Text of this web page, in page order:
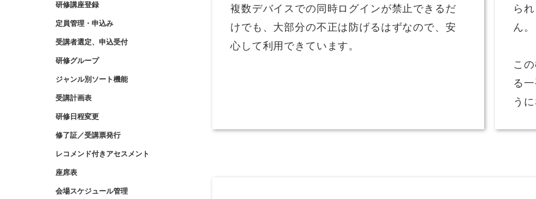
複数デバイスでの同時ログインが禁止できるだ
けでも、大部分の不正は防げるはずなので、安
心して利用できています。
ら
ん。
こ
る
う
研修講座登録
定員管理・申込み
受講者選定、申込受付
研修グループ
ジャンル別ソート機能
受講計画表
研修日程変更
修了証／受講票発行
レコメンド付きアセスメント
座席表
会場スケジュール管理